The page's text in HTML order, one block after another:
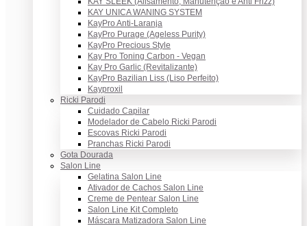
KAY UNICA WANING SYSTEM
KayPro Anti-Laranja
KayPro Purage (Ageless Purity)
KayPro Precious Style
Kay Pro Toning Carbon - Vegan
Kay Pro Garlic (Revitalizante)
KayPro Bazilian Liss (Liso Perfeito)
Kayproxil
Ricki Parodi
Cuidado Capilar
Modelador de Cabelo Ricki Parodi
Escovas Ricki Parodi
Pranchas Ricki Parodi
Gota Dourada
Salon Line
Gelatina Salon Line
Ativador de Cachos Salon Line
Creme de Pentear Salon Line
Salon Line Kit Completo
Máscara Matizadora Salon Line